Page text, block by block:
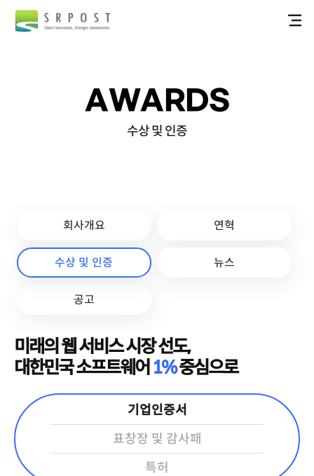
AWARDS
수상 및 인증
회사개요 연혁
수상 및 인증 뉴스
공고
미래의 웹 서비스 시장 선도,
대한민국 소프트웨어 1%중심으로
기업인증서
표창장 및 감사패
특허